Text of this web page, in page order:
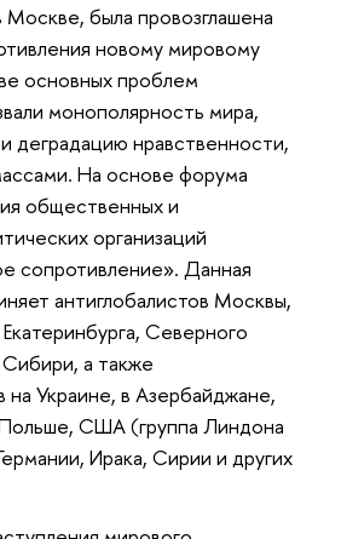
была провозглашена
новому мировому
основных проблем
монополярность мира,
деградацию нравственности,
На основе форума
общественных и
организаций
сопротивление». Данная
антиглобалистов Москвы,
Северного
а также
Украине, в Азербайджане,
США (группа Линдона
Ирака, Сирии и других